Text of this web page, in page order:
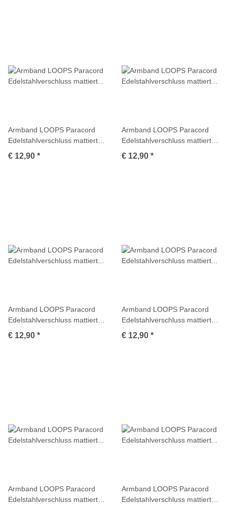
Armband LOOPS Paracord
Edelstahlverschluss mattiert
Multicolor
€ 12,90 *
Armband LOOPS Paracord
Edelstahlverschluss mattiert
Multicolor
€ 12,90 *
Armband LOOPS Paracord
Edelstahlverschluss mattiert
Multicolor
€ 12,90 *
Armband LOOPS Paracord
Edelstahlverschluss mattiert
Multicolor
€ 12,90 *
Armband LOOPS Paracord
Edelstahlverschluss mattiert
Armband LOOPS Paracord
Edelstahlverschluss mattiert